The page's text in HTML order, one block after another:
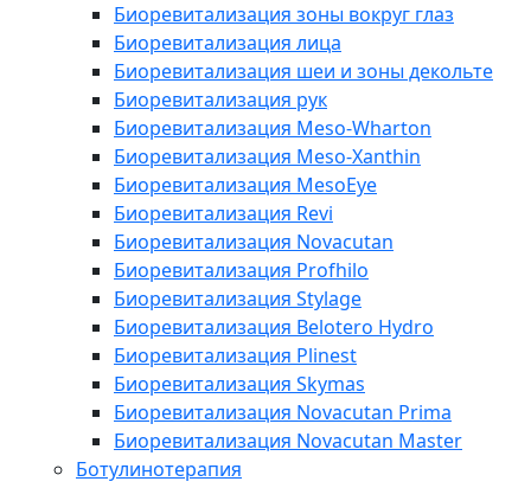
Биоревитализация зоны вокруг глаз
Биоревитализация лица
Биоревитализация шеи и зоны декольте
Биоревитализация рук
​​Биоревитализация Meso-Wharton
​​Биоревитализация Meso-Xanthin
​​Биоревитализация MesoEye
Биоревитализация Revi
Биоревитализация Novacutan
Биоревитализация Profhilo
Биоревитализация Stylage
Биоревитализация Belotero Hydro
Биоревитализация Plinest
Биоревитализация Skymas
Биоревитализация Novacutan Prima
Биоревитализация Novacutan Master
Ботулинотерапия